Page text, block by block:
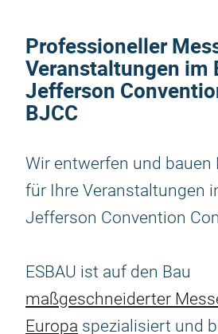
Professioneller
Veranstaltungen im
Jefferson
BJCC
Wir entwerfen und bauen
für Ihre Veranstaltungen
Jefferson Convention
ESBAU ist auf den Bau
maßgeschneiderter
Europa spezialisiert und